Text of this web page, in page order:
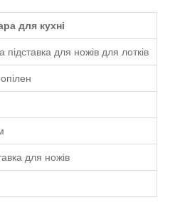
для кухні
підставка для ножів для лотків
для ножів